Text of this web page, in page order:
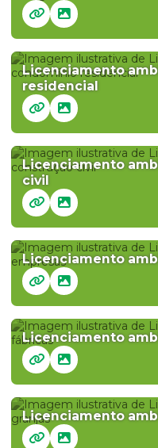
Licenciamento
residencial
Licenciamento
civil
Licenciamento
Licenciamento
Licenciamento